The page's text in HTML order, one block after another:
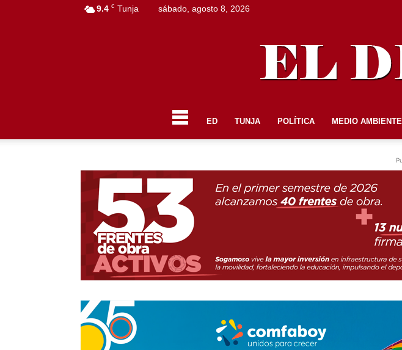
9.4 C Tunja sábado, agosto 8, 2026
ED TUNJA POLÍTICA MEDIO AMBIENTE